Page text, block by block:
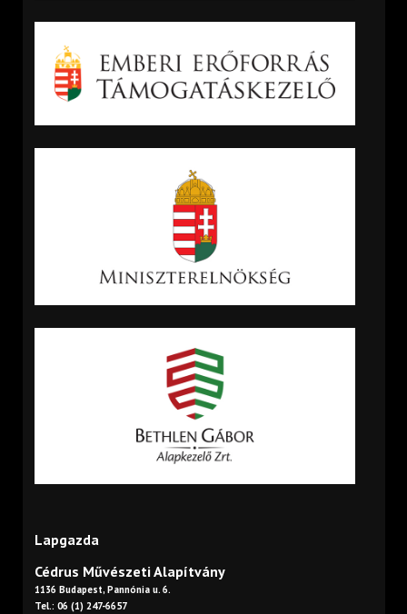
Lapgazda
Cédrus Művészeti Alapítvány
1136 Budapest, Pannónia u. 6.
Tel.: 06 (1) 247-6657